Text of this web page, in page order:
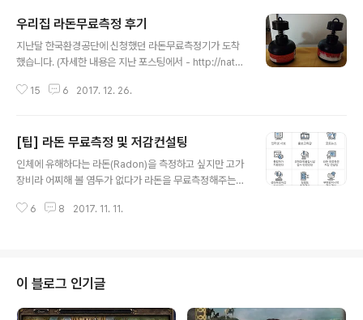
지 않됩..
는 제조된 스테로이드인데 의료용으로 사용되기도 하지만
근육맨을 만들어주거나-범핑이라고 하죠- 운동선수들의
일시적 기록향상, 부상으로부터의 빠른 회복을 목적으로
주로 사용한다고 보면 됩니다. 아무튼.. 그 부작용에 대해
우리집 라돈무료측정 후기
지난달 한국환경공단에 신청했던 라돈무료측정기가 도착
했습니다. (자세한 내용은 지난 포스팅에서 - http://natur
고... 라돈측정기는 위와 같은 요상한 모양... 이걸 각방에 여
네요.. 혹시나 했는데 결과는 우려한 수준으로.. 결과치를
보시면 주의수준... 1층인데다 환기를 자주 할 수 없는 사정
이라 이런 결과가 나온듯 합니다. 측정치가 좋지않아서 신
무튼 일단 알람기도 신청.. 라돈은 1층일수록 도시보다는
15 6 2017. 12. 26.
[팁] 라돈 무료측정 및 저감컨설팅
인체에 유해하다는 라돈(Radon)을 측정하고 싶지만 고가
장비라 어찌해 볼 염두가 없다가 라돈을 무료측정해주는
있으며 미리 말해 둘 건 1층이하만 신청할 수 있다는 것. 그
가면 하단에 라돈 무표측정 메뉴로 들어갈 수 있습니다. 다
만 앞에서 언급했듯이 라돈 무료측정 신청서에는 2층 이상
에 거주하는 분들은 신청을 아예 할 수 없다는 것. 그냥 좀
6 8 2017. 11. 11.
이 블로그 인기글